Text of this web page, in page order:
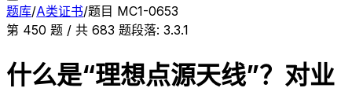
题库/A类证书/题目 MC1-0653
第 450 题 / 共 683 题段落: 3.3.1
什么是“理想点源天线”？对业